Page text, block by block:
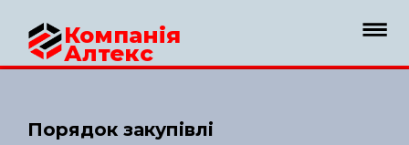
Компанія
Алтекс
Порядок закупівлі